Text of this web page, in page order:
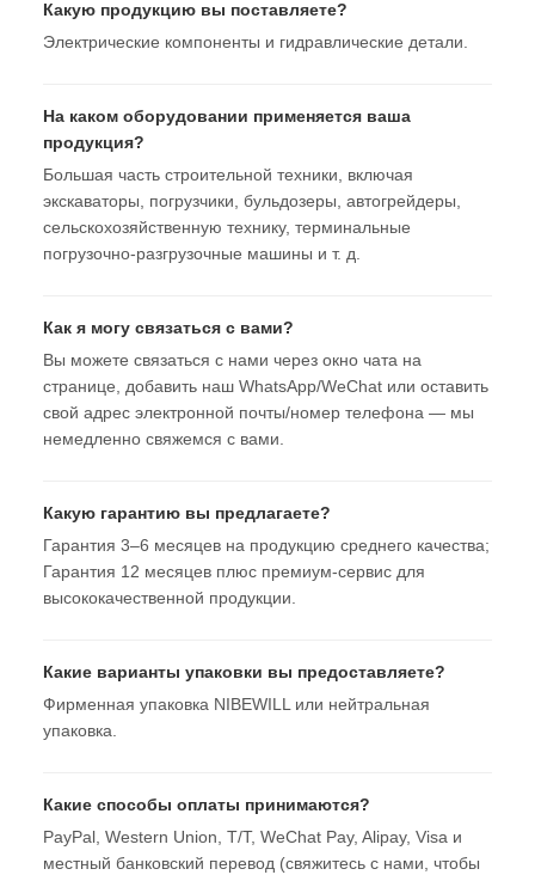
Какую продукцию вы поставляете?
Электрические компоненты и гидравлические детали.
На каком оборудовании применяется ваша
продукция?
Большая часть строительной техники, включая
экскаваторы, погрузчики, бульдозеры, автогрейдеры,
сельскохозяйственную технику, терминальные
погрузочно-разгрузочные машины и т. д.
Как я могу связаться с вами?
Вы можете связаться с нами через окно чата на
странице, добавить наш WhatsApp/WeChat или оставить
свой адрес электронной почты/номер телефона — мы
немедленно свяжемся с вами.
Какую гарантию вы предлагаете?
Гарантия 3–6 месяцев на продукцию среднего качества;
Гарантия 12 месяцев плюс премиум-сервис для
высококачественной продукции.
Какие варианты упаковки вы предоставляете?
Фирменная упаковка NIBEWILL или нейтральная
упаковка.
Какие способы оплаты принимаются?
PayPal, Western Union, T/T, WeChat Pay, Alipay, Visa и
местный банковский перевод (свяжитесь с нами, чтобы